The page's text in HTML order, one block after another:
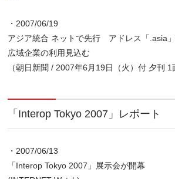
・2007/06/19
アジア統合 ネットで先行 アドレス「.asia
広域企業の利用見込む
（朝日新聞 / 2007年6月19日（火）付 夕刊 1
「Interop Tokyo 2007」レポート
・2007/06/13
「Interop Tokyo 2007」展示会が開幕